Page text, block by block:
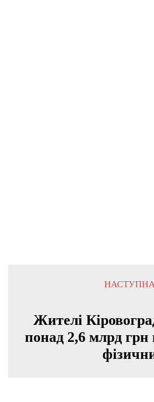
Жителі
понад 2,6 млрд грн